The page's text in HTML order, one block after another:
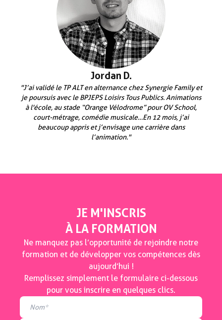
Jordan D.
"J’ai validé le TP ALT en alternance chez Synergie Family et
je poursuis avec le BPJEPS Loisirs Tous Publics. Animations
à l'école, au stade “Orange Vélodrome” pour OV School,
court-métrage, comédie musicale…En 12 mois, j’ai
beaucoup appris et j’envisage une carrière dans
l’animation."
JE M'INSCRIS
À LA FORMATION
Ne manquez pas l’opportunité de rejoindre notre
formation et de développer vos compétences dès
aujourd’hui !
Remplissez simplement le formulaire ci-dessous
pour vous inscrire en quelques clics.